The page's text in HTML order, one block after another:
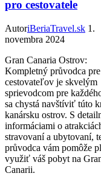
pro cestovatele
AutoriBeriaTravel.sk 1.
novembra 2024
Gran Canaria Ostrov:
Kompletný průvodca pre
cestovateľov je skvelým
sprievodcom pre
sa chystá navštíviť túto
kanársku ostrov. S
informáciami o
stravovaní a ubytovaní,
průvodca vám pomôže
využiť váš pobyt na
Canarii.